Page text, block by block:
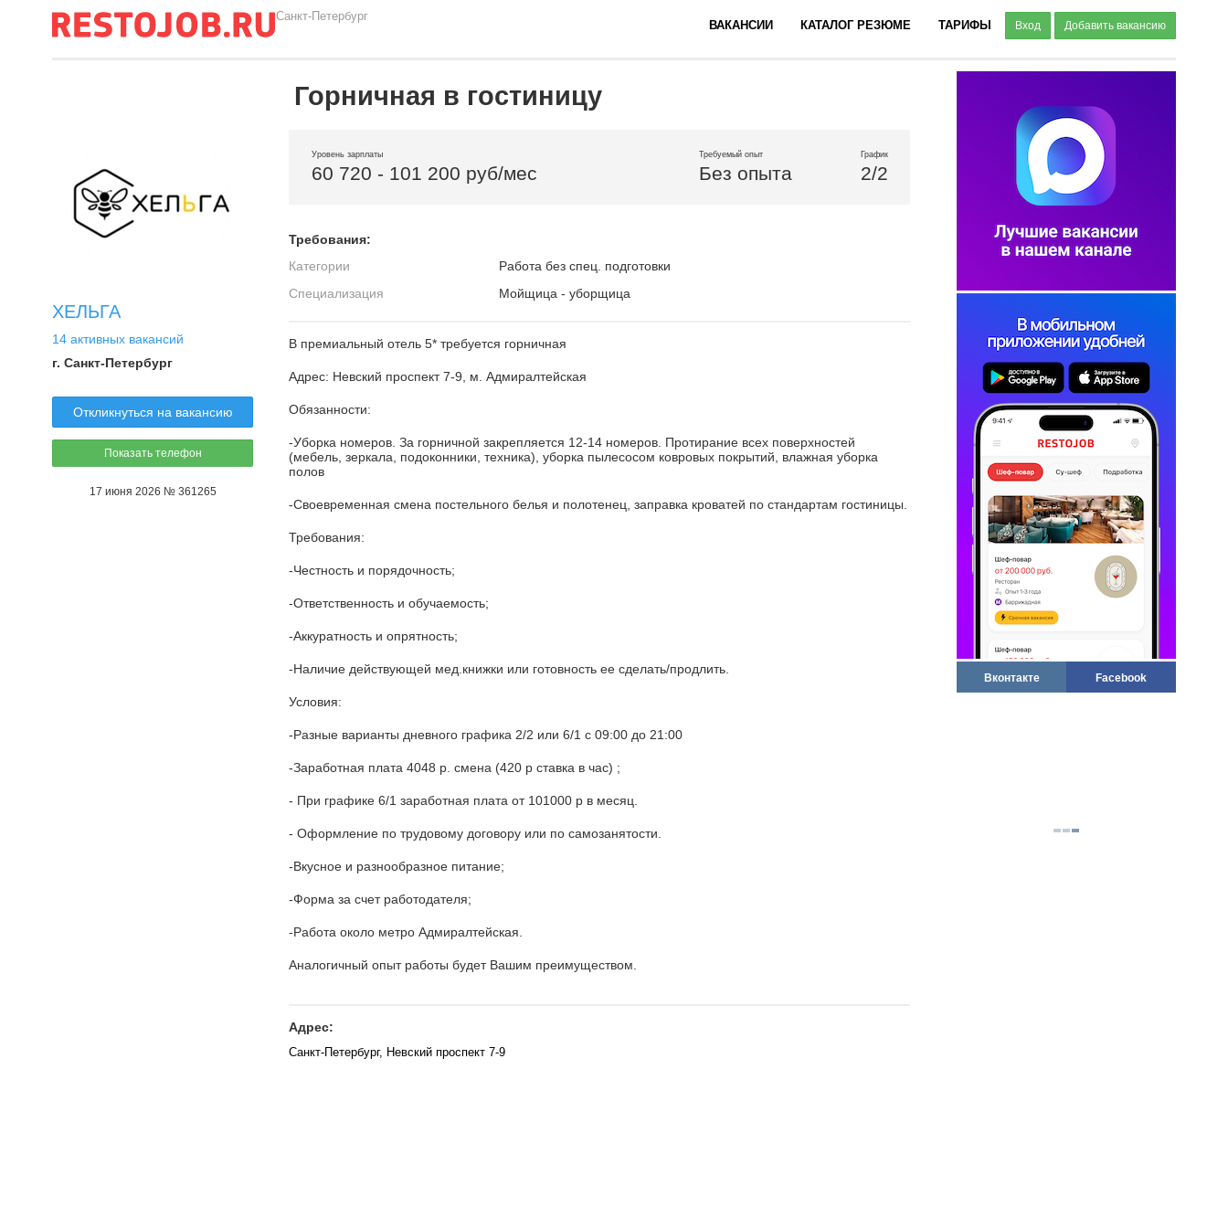
Санкт-Петербург
ВАКАНСИИ КАТАЛОГ РЕЗЮМЕ ТАРИФЫ Вход Добавить вакансию
Вконтакте Facebook
ХЕЛЬГА
14 активных вакансий
г. Санкт-Петербург
Откликнуться на вакансию
Показать телефон
17 июня 2026 № 361265
Горничная в гостиницу
Уровень зарплаты
60 720 - 101 200 руб/мес
Требуемый опыт
Без опыта
График
2/2
Требования:
Категории
Работа без спец. подготовки
Специализация
Мойщица - уборщица
В премиальный отель 5* требуется горничная
Адрес: Невский проспект 7-9, м. Адмиралтейская
Обязанности:
-Уборка номеров. За горничной закрепляется 12-14 номеров. Протирание всех поверхностей
(мебель, зеркала, подоконники, техника), уборка пылесосом ковровых покрытий, влажная уборка
полов
-Своевременная смена постельного белья и полотенец, заправка кроватей по стандартам гостиницы.
Требования:
-Честность и порядочность;
-Ответственность и обучаемость;
-Аккуратность и опрятность;
-Наличие действующей мед.книжки или готовность ее сделать/продлить.
Условия:
-Разные варианты дневного графика 2/2 или 6/1 с 09:00 до 21:00
-Заработная плата 4048 р. смена (420 р ставка в час) ;
- При графике 6/1 заработная плата от 101000 р в месяц.
- Оформление по трудовому договору или по самозанятости.
-Вкусное и разнообразное питание;
-Форма за счет работодателя;
-Работа около метро Адмиралтейская.
Аналогичный опыт работы будет Вашим преимуществом.
Адрес:
Санкт-Петербург, Невский проспект 7-9